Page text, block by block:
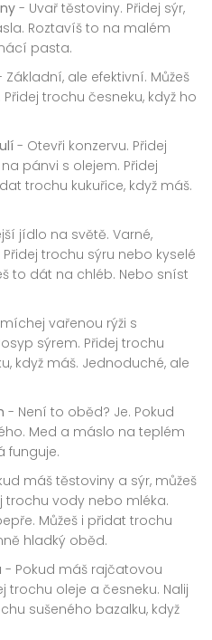
- Uvař těstoviny. Přidej sýr,
Roztavíš to na malém
pasta.
Základní, ale efektivní. Můžeš
trochu česneku, když ho
- Otevři konzervu. Přidej
pánvi s olejem. Přidej
trochu kukuřice, když máš.
jídlo na světě. Varné,
trochu sýru nebo kyselé
to dát na chléb. Nebo sníst
vařenou rýži s
sýrem. Přidej trochu
když máš. Jednoduché, ale
- Není to oběd? Je. Pokud
Med a máslo na teplém
funguje.
máš těstoviny a sýr, můžeš
trochu vody nebo mléka.
Můžeš i přidat trochu
hladký oběd.
- Pokud máš rajčatovou
trochu oleje a česneku. Nalij
sušeného bazalku, když